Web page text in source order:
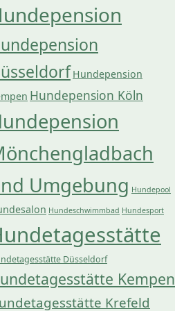
Hundepension
Hundepension Köln
Umgebung Hundepool
Hundeschwimmbad Hundesport
Düsseldorf
Kempen
Krefeld